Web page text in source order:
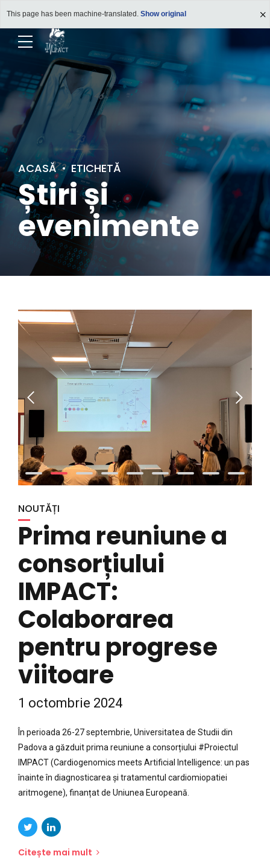
This page has been machine-translated. Show original
ACASĂ ETICHETĂ
Știri și
evenimente
NOUTĂȚI
Prima reuniune a
consorțiului
IMPACT:
Colaborarea
pentru progrese
viitoare
1 octombrie 2024
În perioada 26-27 septembrie, Universitatea de Studii din
Padova a găzduit prima reuniune a consorțiului #Proiectul
IMPACT (Cardiogenomics meets Artificial Intelligence: un pas
înainte în diagnosticarea și tratamentul cardiomiopatiei
aritmogene), finanțat de Uniunea Europeană.
Citește mai mult